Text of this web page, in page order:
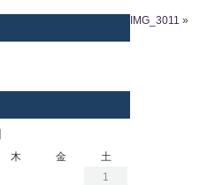
IMG_3011 »
木 金
土
1